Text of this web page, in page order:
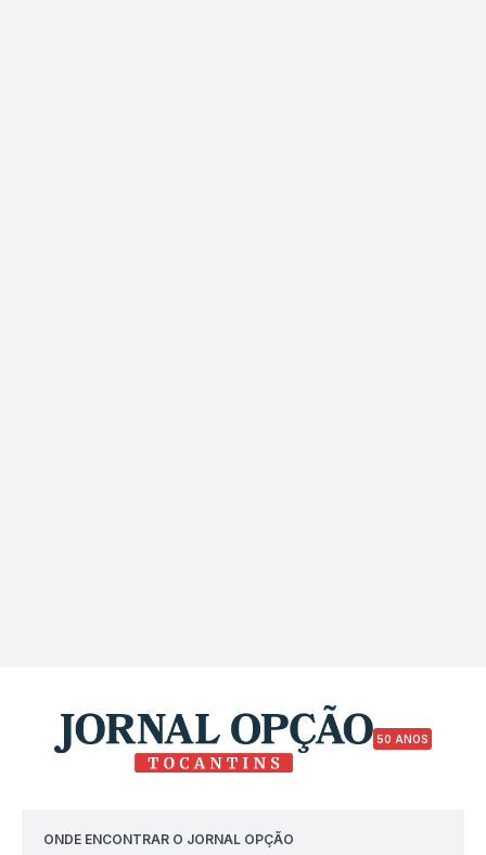
50 ANOS
ONDE ENCONTRAR O JORNAL OPÇÃO